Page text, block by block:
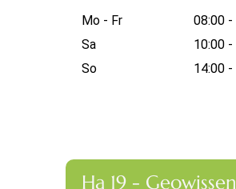
Mo - Fr
08:00 -
Sa
10:00 -
So
14:00 -
Ha 19 -